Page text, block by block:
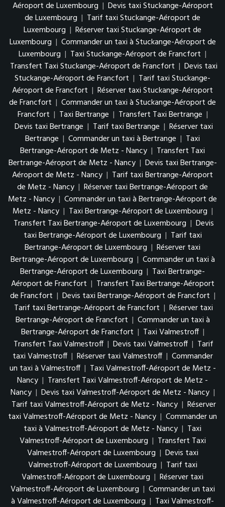
Aéroport de Luxembourg | Devis taxi Stuckange-Aéroport
de Luxembourg | Tarif taxi Stuckange-Aéroport de
Luxembourg | Réserver taxi Stuckange-Aéroport de
Luxembourg | Commander un taxi à Stuckange-Aéroport de
Luxembourg | Taxi Stuckange-Aéroport de Francfort |
Transfert Taxi Stuckange-Aéroport de Francfort | Devis taxi
Stuckange-Aéroport de Francfort | Tarif taxi Stuckange-
Aéroport de Francfort | Réserver taxi Stuckange-Aéroport
de Francfort | Commander un taxi à Stuckange-Aéroport de
Francfort | Taxi Bertrange | Transfert Taxi Bertrange |
Devis taxi Bertrange | Tarif taxi Bertrange | Réserver taxi
Bertrange | Commander un taxi à Bertrange | Taxi
Bertrange-Aéroport de Metz - Nancy | Transfert Taxi
Bertrange-Aéroport de Metz - Nancy | Devis taxi Bertrange-
Aéroport de Metz - Nancy | Tarif taxi Bertrange-Aéroport
de Metz - Nancy | Réserver taxi Bertrange-Aéroport de
Metz - Nancy | Commander un taxi à Bertrange-Aéroport de
Metz - Nancy | Taxi Bertrange-Aéroport de Luxembourg |
Transfert Taxi Bertrange-Aéroport de Luxembourg | Devis
taxi Bertrange-Aéroport de Luxembourg | Tarif taxi
Bertrange-Aéroport de Luxembourg | Réserver taxi
Bertrange-Aéroport de Luxembourg | Commander un taxi à
Bertrange-Aéroport de Luxembourg | Taxi Bertrange-
Aéroport de Francfort | Transfert Taxi Bertrange-Aéroport
de Francfort | Devis taxi Bertrange-Aéroport de Francfort |
Tarif taxi Bertrange-Aéroport de Francfort | Réserver taxi
Bertrange-Aéroport de Francfort | Commander un taxi à
Bertrange-Aéroport de Francfort | Taxi Valmestroff |
Transfert Taxi Valmestroff | Devis taxi Valmestroff | Tarif
taxi Valmestroff | Réserver taxi Valmestroff | Commander
un taxi à Valmestroff | Taxi Valmestroff-Aéroport de Metz -
Nancy | Transfert Taxi Valmestroff-Aéroport de Metz -
Nancy | Devis taxi Valmestroff-Aéroport de Metz - Nancy |
Tarif taxi Valmestroff-Aéroport de Metz - Nancy | Réserver
taxi Valmestroff-Aéroport de Metz - Nancy | Commander un
taxi à Valmestroff-Aéroport de Metz - Nancy | Taxi
Valmestroff-Aéroport de Luxembourg | Transfert Taxi
Valmestroff-Aéroport de Luxembourg | Devis taxi
Valmestroff-Aéroport de Luxembourg | Tarif taxi
Valmestroff-Aéroport de Luxembourg | Réserver taxi
Valmestroff-Aéroport de Luxembourg | Commander un taxi
à Valmestroff-Aéroport de Luxembourg | Taxi Valmestroff-